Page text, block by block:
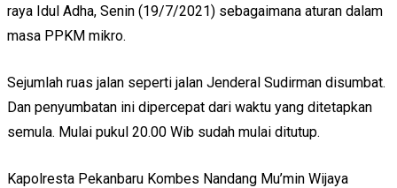
raya Idul Adha, Senin (19/7/2021) sebagaimana aturan dalam
masa PPKM mikro.
Sejumlah ruas jalan seperti jalan Jenderal Sudirman disumbat.
Dan penyumbatan ini dipercepat dari waktu yang ditetapkan
semula. Mulai pukul 20.00 Wib sudah mulai ditutup.
Kapolresta Pekanbaru Kombes Nandang Mu’min Wijaya